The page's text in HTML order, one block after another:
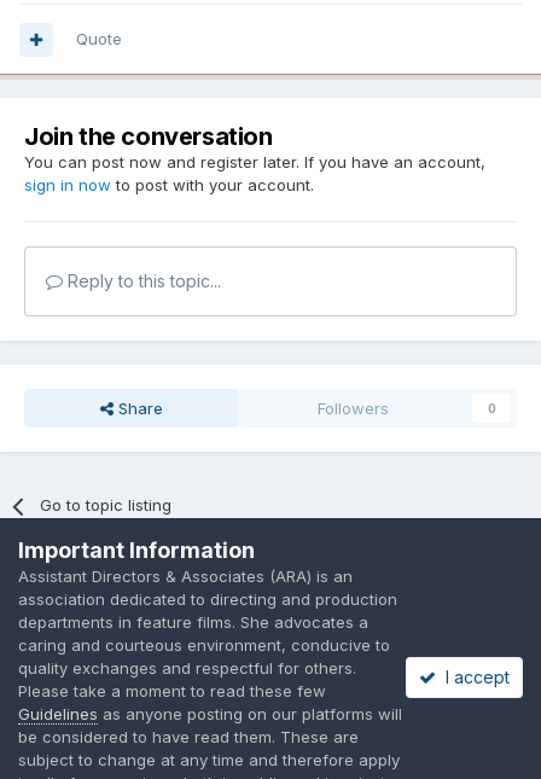
Quote
Join the conversation
You can post now and register later. If you have an account,
sign in now to post with your account.
Reply to this topic...
Share Followers 0
Go to topic listing
Language Privacy Policy Contact Us Cookies
A place to share suggested by ARAssocies.com
Important Information
Assistant Directors & Associates (ARA) is an
association dedicated to directing and production
departments in feature films. She advocates a
caring and courteous environment, conducive to
quality exchanges and respectful for others.
Please take a moment to read these few
Guidelines as anyone posting on our platforms will
be considered to have read them. These are
subject to change at any time and therefore apply
I accept